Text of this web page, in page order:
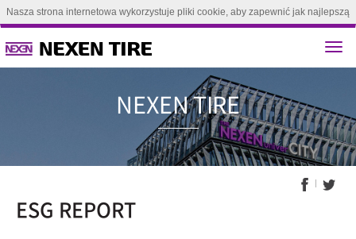
Nasza strona internetowa wykorzystuje pliki cookie, aby zapewnić jak najlepszą
NEXEN
ESG REPORT